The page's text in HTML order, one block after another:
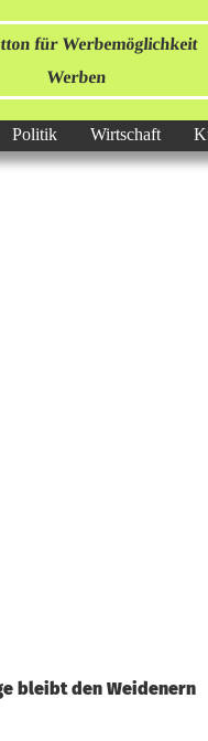
Werben
Politik Wirtschaft
bleibt den Weidenern